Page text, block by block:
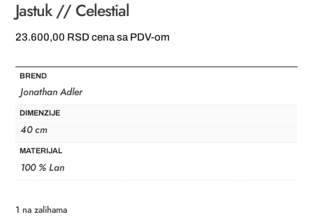
Jastuk // Celestial
23.600,00 RSD cena sa PDV-om
BREND
Jonathan Adler
DIMENZIJE
40 cm
MATERIJAL
100 % Lan
1 na zalihama